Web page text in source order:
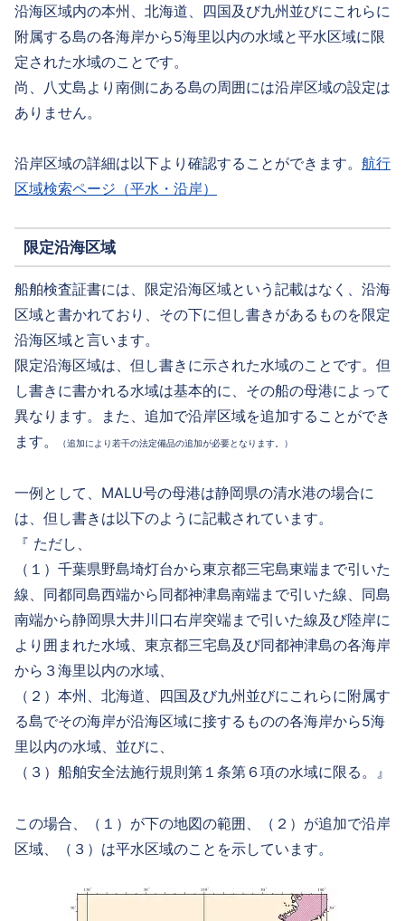
沿海区域内の本州、北海道、四国及び九州並びにこれらに
附属する島の各海岸から5海里以内の水域と平水区域に限
定された水域のことです。
尚、八丈島より南側にある島の周囲には沿岸区域の設定は
ありません。
沿岸区域の詳細は以下より確認することができます。 航行
区域検索ページ（平水・沿岸）
限定沿海区域
船舶検査証書には、限定沿海区域という記載はなく、沿海
区域と書かれており、その下に但し書きがあるものを限定
沿海区域と言います。
限定沿海区域は、但し書きに示された水域のことです。但
し書きに書かれる水域は基本的に、その船の母港によって
異なります。また、追加で沿岸区域を追加することができ
ます。
（追加により若干の法定備品の追加が必要となります。）
一例として、MALU号の母港は静岡県の清水港の場合に
は、但し書きは以下のように記載されています。
『 ただし、
（１）千葉県野島埼灯台から東京都三宅島東端まで引いた
線、同都同島西端から同都神津島南端まで引いた線、同島
南端から静岡県大井川口右岸突端まで引いた線及び陸岸に
より囲まれた水域、東京都三宅島及び同都神津島の各海岸
から３海里以内の水域、
（２）本州、北海道、四国及び九州並びにこれらに附属す
る島でその海岸が沿海区域に接するものの各海岸から5海
里以内の水域、並びに、
（３）船舶安全法施行規則第１条第６項の水域に限る。』
この場合、（１）が下の地図の範囲、（２）が追加で沿岸
区域、（３）は平水区域のことを示しています。